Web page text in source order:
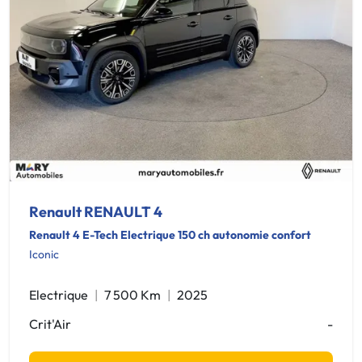
Renault RENAULT 4
Renault 4 E-Tech Electrique 150 ch autonomie confort
Iconic
Electrique 7 500 Km
2025
Crit'Air
-